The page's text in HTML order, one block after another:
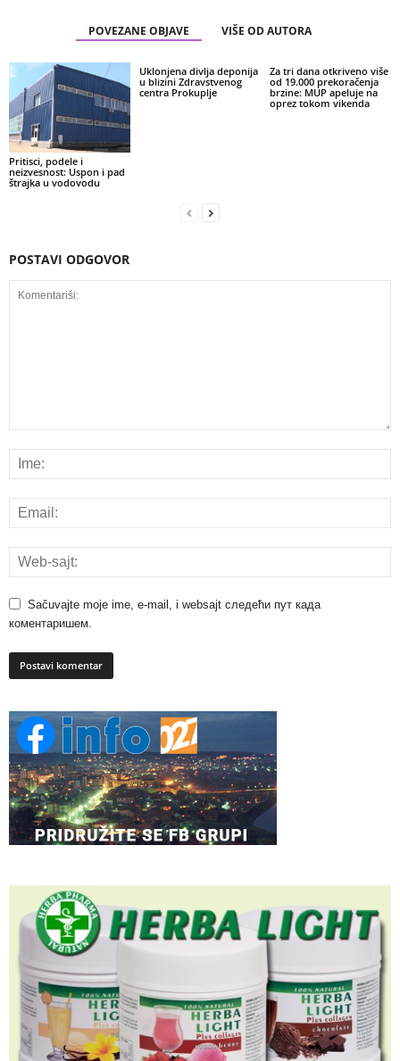
POVEZANE OBJAVE VIŠE OD AUTORA
Pritisci, podele i
neizvesnost: Uspon i pad
štrajka u vodovodu
Uklonjena divlja deponija
u blizini Zdravstvenog
centra Prokuplje
Za tri dana otkriveno više
od 19.000 prekoračenja
brzine: MUP apeluje na
oprez tokom vikenda
POSTAVI ODGOVOR
Sačuvajte moje ime, e-mail, i websajt следећи пут када
коментаришем.